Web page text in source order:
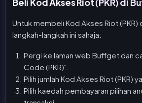
Untuk membeli Kod Akses Riot
langkah-langkah ini sahaja:
Pergi ke laman web Buffget dan
Code (PKR)".
Pilih jumlah Kod Akses Riot (PKR)
Pilih kaedah pembayaran pilihan